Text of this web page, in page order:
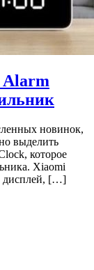
Alarm
новинок,
выделить
которое
Xiaomi
дисплей, […]